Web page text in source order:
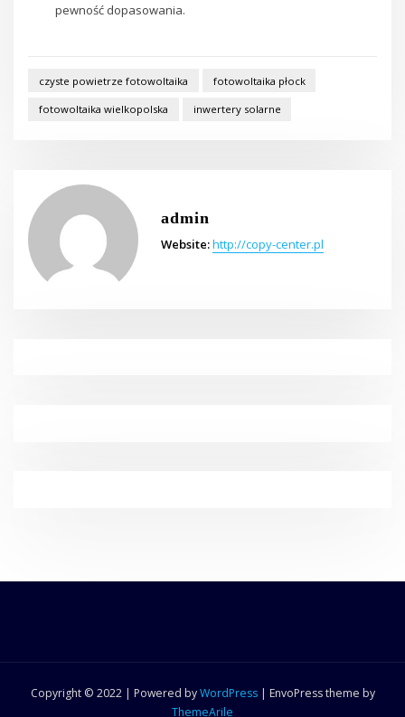
pewność dopasowania.
czyste powietrze fotowoltaika fotowoltaika płock
fotowoltaika wielkopolska inwertery solarne
admin
Website:http://copy-center.pl
Copyright © 2022 | Powered byWordPress | EnvoPress theme by
ThemeArile